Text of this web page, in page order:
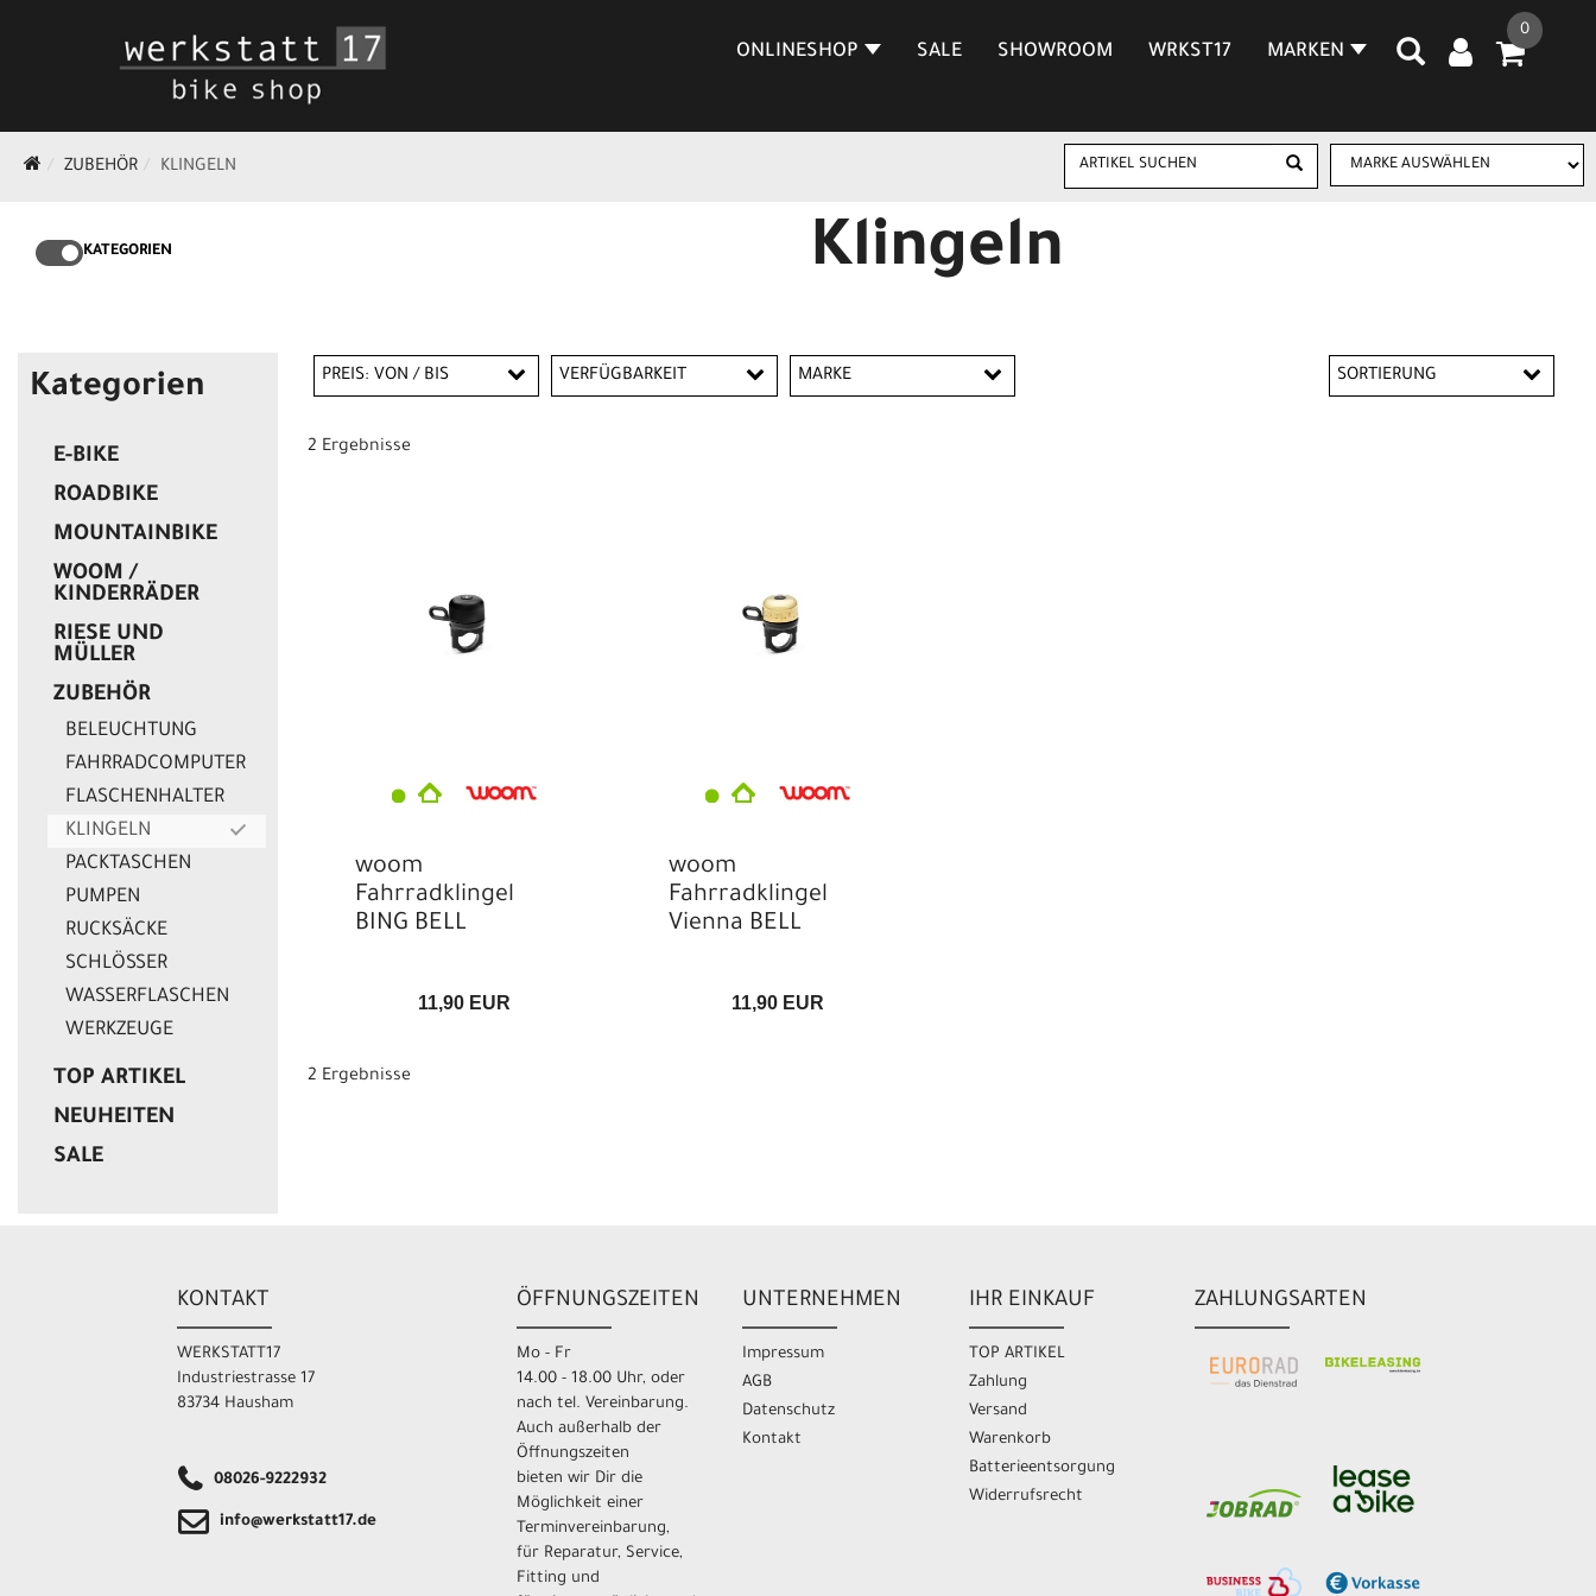
0
ONLINESHOP SALE SHOWROOM WRKST17 MARKEN
ZUBEHÖR KLINGELN
KATEGORIEN Klingeln
Kategorien
E-BIKE
ROADBIKE
MOUNTAINBIKE
WOOM /
KINDERRÄDER
RIESE UND
MÜLLER
ZUBEHÖR
BELEUCHTUNG
FAHRRADCOMPUTER
FLASCHENHALTER
KLINGELN
PACKTASCHEN
PUMPEN
RUCKSÄCKE
SCHLÖSSER
WASSERFLASCHEN
WERKZEUGE
TOP ARTIKEL
NEUHEITEN
SALE
SORTIERUNG
PREIS: VON / BIS VERFÜGBARKEIT MARKE
2 Ergebnisse
woom
Fahrradklingel
BING BELL
11,90 EUR
woom
Fahrradklingel
Vienna BELL
11,90 EUR
2 Ergebnisse
KONTAKT
WERKSTATT17
Industriestrasse 17
83734 Hausham
08026-9222932
info@werkstatt17.de
ÖFFNUNGSZEITEN
Mo - Fr
14.00 - 18.00 Uhr, oder
nach tel. Vereinbarung.
Auch außerhalb der
Öffnungszeiten
bieten wir Dir die
Möglichkeit einer
Terminvereinbarung,
für Reparatur, Service,
Fitting und
UNTERNEHMEN
Impressum
AGB
Datenschutz
Kontakt
IHR EINKAUF
TOP ARTIKEL
Zahlung
Versand
Warenkorb
Batterieentsorgung
Widerrufsrecht
ZAHLUNGSARTEN